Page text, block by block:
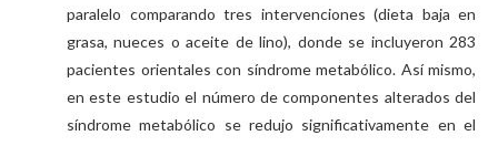
paralelo comparando tres intervenciones (dieta baja en
grasa, nueces o aceite de lino), donde se incluyeron 283
pacientes orientales con síndrome metabólico. Así mismo,
en este estudio el número de componentes alterados del
síndrome metabólico se redujo significativamente en el